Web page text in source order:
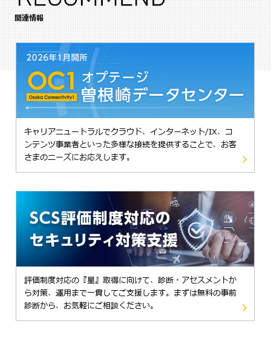
関連情報
キャリアニュートラルでクラウド、インターネット/IX、コ
ンテンツ事業者といった多様な接続を提供することで、お客
さまのニーズにお応えします。
評価制度対応の『星』取得に向けて、診断・アセスメントか
ら対策、運用まで一貫してご支援します。まずは無料の事前
診断から、お気軽にご相談ください。